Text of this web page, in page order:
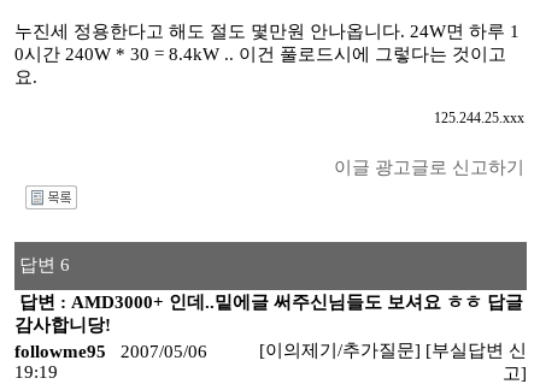
누진세 정용한다고 해도 절도 몇만원 안나옵니다. 24W면 하루 1
0시간 240W * 30 = 8.4kW .. 이건 풀로드시에 그렇다는 것이고
요.
125.244.25.xxx
이글 광고글로 신고하기
답변 6
답변 : AMD3000+ 인데..밑에글 써주신님들도 보셔요 ㅎㅎ 답글
감사합니당!
followme95
2007/05/06
19:19
[이의제기/추가질문] [부실답변 신
고]